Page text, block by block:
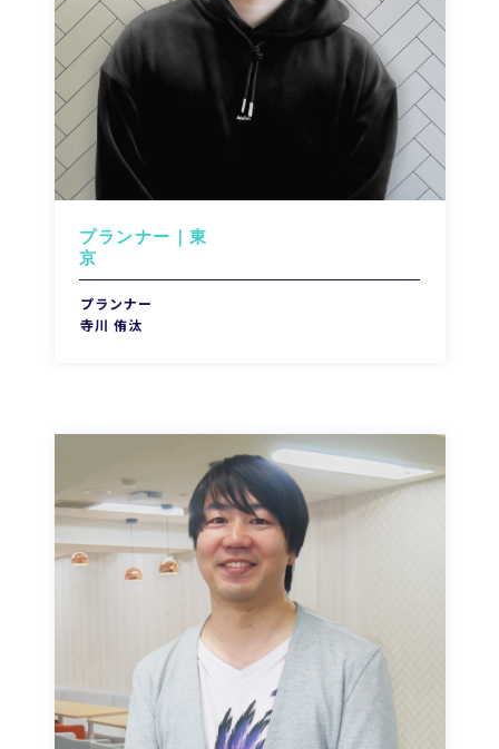
プランナー｜東
プランナー
寺川 侑汰